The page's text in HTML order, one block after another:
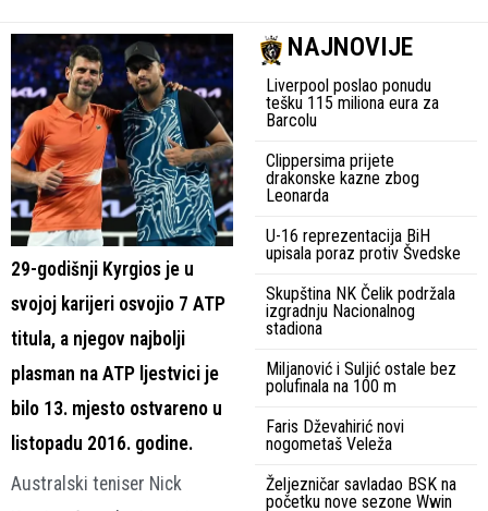
29-godišnji Kyrgios je u
svojoj karijeri osvojio 7 ATP
titula, a njegov najbolji
plasman na ATP ljestvici je
bilo 13. mjesto ostvareno u
listopadu 2016. godine.
Australski teniser Nick
NAJNOVIJE
Liverpool poslao ponudu
tešku 115 miliona eura za
Barcolu
Clippersima prijete
drakonske kazne zbog
Leonarda
U-16 reprezentacija BiH
upisala poraz protiv Švedske
Skupština NK Čelik podržala
izgradnju Nacionalnog
stadiona
Miljanović i Suljić ostale bez
polufinala na 100 m
Faris Dževahirić novi
nogometaš Veleža
Željezničar savladao BSK na
početku nove sezone Wwin